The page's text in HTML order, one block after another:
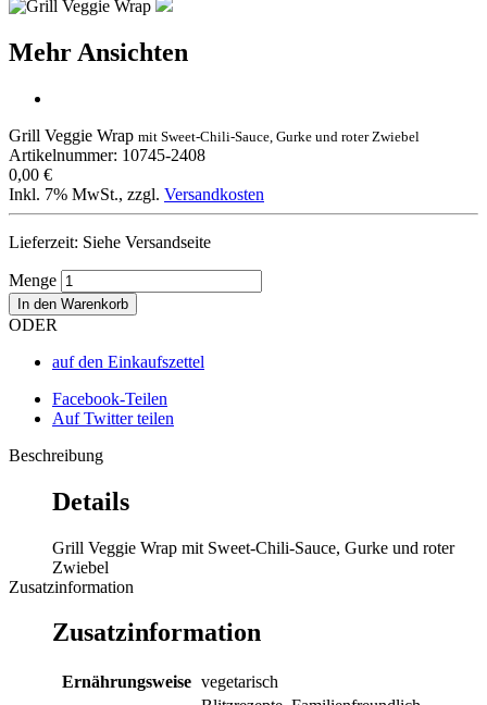
Mehr Ansichten
Grill Veggie Wrap mit Sweet-Chili-Sauce, Gurke und roter Zwiebel
Artikelnummer: 10745-2408
0,00 €
Inkl. 7% MwSt., zzgl. Versandkosten
Lieferzeit: Siehe Versandseite
Menge
In den Warenkorb
ODER
auf den Einkaufszettel
Facebook-Teilen
Auf Twitter teilen
Beschreibung
Details
Grill Veggie Wrap mit Sweet-Chili-Sauce, Gurke und roter
Zwiebel
Zusatzinformation
Zusatzinformation
Ernährungsweise vegetarisch